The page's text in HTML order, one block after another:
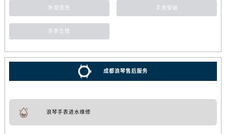
外观清洗 手表受磁
手表生锈
成都浪琴售后服务
浪琴手表进水维修